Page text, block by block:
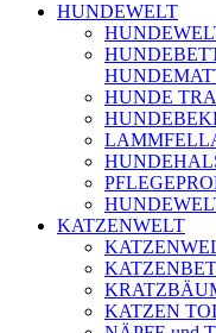
HUNDEWELT
HUNDE
KATZENWELT
KATZEN